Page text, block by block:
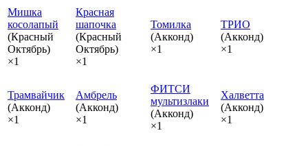
Мишка
косолапый
(Красный
Октябрь)
×1
Красная
шапочка
(Красный
Октябрь)
×1
Томилка
(Акконд)
×1
ТРИО
(Акконд)
×1
Трамвайчик
(Акконд)
×1
Амбрель
(Акконд)
×1
ФИТСИ
мультизлаки
(Акконд)
×1
Халветта
(Акконд)
×1